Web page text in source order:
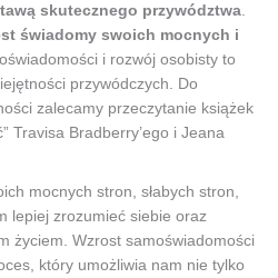
skutecznego przywództwa.
świadomy swoich mocnych i
i rozwój osobisty to
przywódczych. Do
zalecamy przeczytanie książek
Travisa Bradberry’ego i Jeana
mocnych stron, słabych stron,
lepiej zrozumieć siebie oraz
życiem. Wzrost samoświadomości
który umożliwia nam nie tylko